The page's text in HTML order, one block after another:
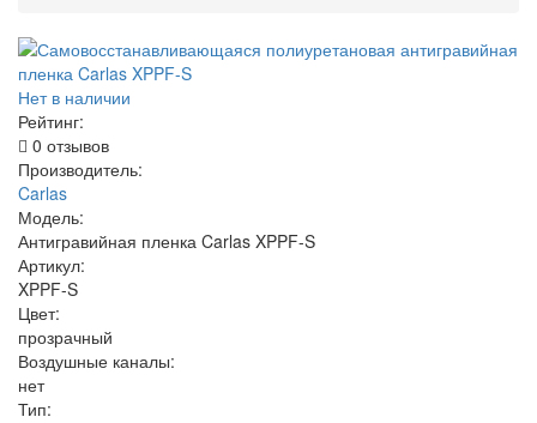
Нет в наличии
Рейтинг:
0 отзывов
Производитель:
Carlas
Модель:
Антигравийная пленка Carlas XPPF-S
Артикул:
XPPF-S
Цвет:
прозрачный
Воздушные каналы:
нет
Тип: